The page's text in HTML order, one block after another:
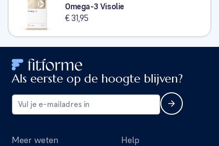
Omega-3 Visolie
€ 31,95
Als eerste op de hoogte blijven?
Meer weten Help